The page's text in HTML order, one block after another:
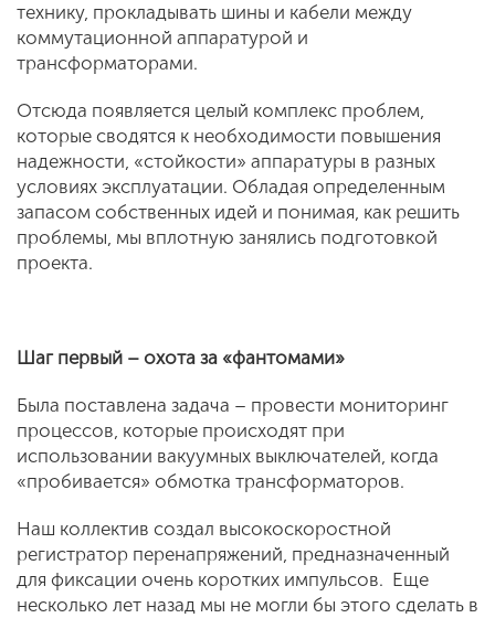
технику, прокладывать шины и кабели между
коммутационной аппаратурой и
трансформаторами.
Отсюда появляется целый комплекс проблем,
которые сводятся к необходимости повышения
надежности, «стойкости» аппаратуры в разных
условиях эксплуатации. Обладая определенным
запасом собственных идей и понимая, как решить
проблемы, мы вплотную занялись подготовкой
проекта.
Шаг первый – охота за «фантомами»
Была поставлена задача – провести мониторинг
процессов, которые происходят при
использовании вакуумных выключателей, когда
«пробивается» обмотка трансформаторов.
Наш коллектив создал высокоскоростной
регистратор перенапряжений, предназначенный
для фиксации очень коротких импульсов. Еще
несколько лет назад мы не могли бы этого сделать в